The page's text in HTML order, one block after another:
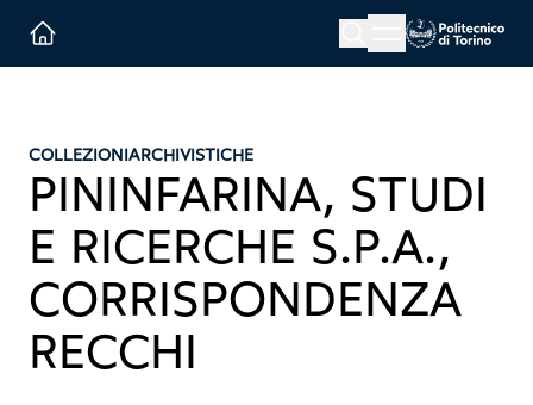
Menu button
COLLEZIONIARCHIVISTICHE
PININFARINA, STUDI
E RICERCHE S.P.A.,
CORRISPONDENZA
RECCHI